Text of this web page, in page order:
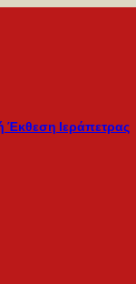
Έκθεση Ιεράπετρας